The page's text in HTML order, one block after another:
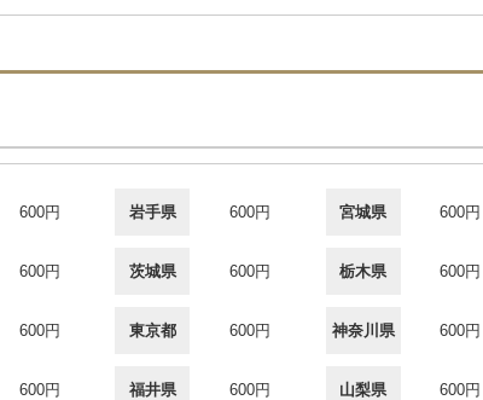
600円 岩手県 600円 宮城県 600円
600円 茨城県 600円 栃木県 600円
600円 東京都 600円 神奈川県 600円
600円 福井県 600円 山梨県 600円